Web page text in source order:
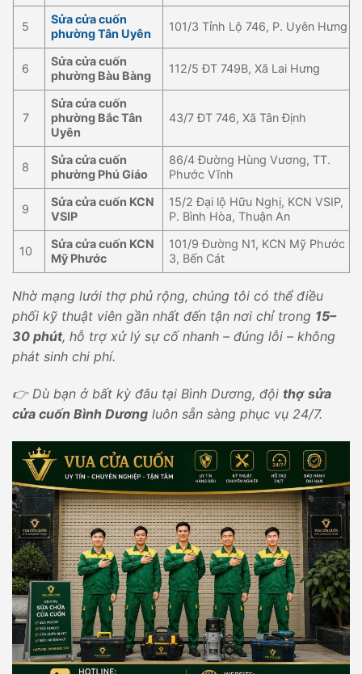
5
Sửa cửa cuốn
phường Tân Uyên
101/3 Tỉnh Lộ 746, P. Uyên Hưng
6
Sửa cửa cuốn
phường Bàu Bàng
112/5 ĐT 749B, Xã Lai Hưng
7
Sửa cửa cuốn
phường Bắc Tân
Uyên
43/7 ĐT 746, Xã Tân Định
8
Sửa cửa cuốn
phường Phú Giáo
86/4 Đường Hùng Vương, TT.
Phước Vĩnh
9
Sửa cửa cuốn KCN
VSIP
15/2 Đại lộ Hữu Nghị, KCN VSIP,
P. Bình Hòa, Thuận An
10
Sửa cửa cuốn KCN
Mỹ Phước
101/9 Đường N1, KCN Mỹ Phước
3, Bến Cát
Nhờ mạng lưới thợ phủ rộng, chúng tôi có thể điều
phối kỹ thuật viên gần nhất đến tận nơi chỉ trong 15–
30 phút, hỗ trợ xử lý sự cố nhanh – đúng lỗi – không
phát sinh chi phí.
👉 Dù bạn ở bất kỳ đâu tại Bình Dương, đội thợ sửa
cửa cuốn Bình Dương luôn sẵn sàng phục vụ 24/7.